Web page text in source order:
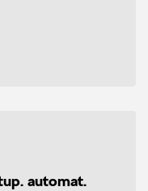
automat.